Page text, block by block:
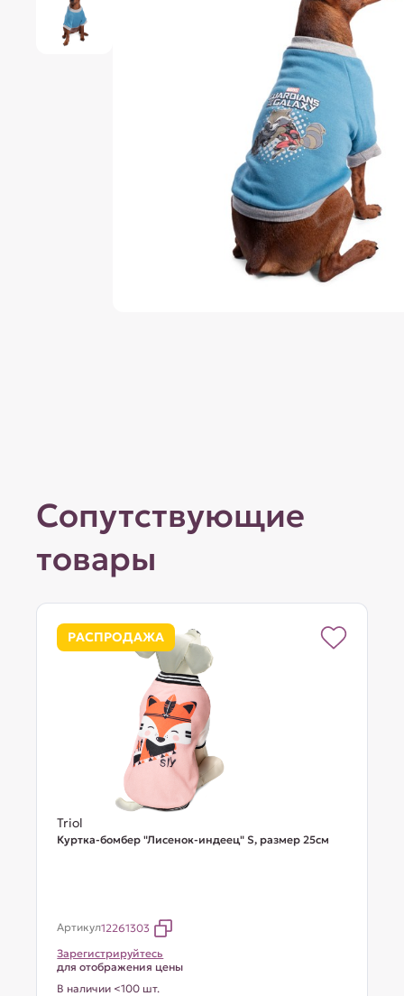
Сопутствующие
товары
РАСПРОДАЖА
Triol
Куртка-бомбер "Лисенок-индеец" S, размер 25см
Артикул12261303
Зарегистрируйтесь
для отображения цены
В наличии <100 шт.